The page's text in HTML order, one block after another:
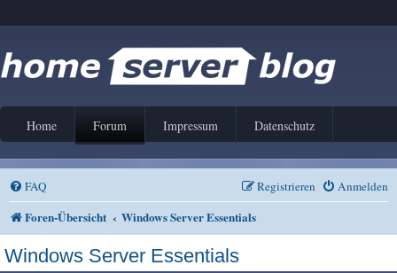
Home Forum Impressum Datenschutz
FAQ Anmelden
Registrieren
Foren-Übersicht Windows Server Essentials
Windows Server Essentials